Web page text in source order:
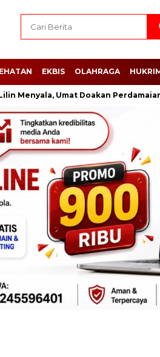
EKBIS OLAHRAGA
Umat Doakan Perdamaian Dunia